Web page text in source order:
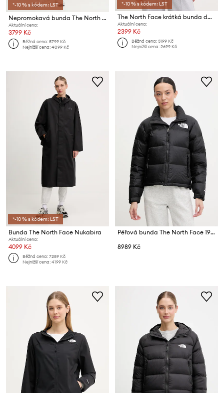
*-10 % s kódem: LST
Nepromokavá bunda The North Face Reign on Park
Aktuální cena:
3799 Kč
Běžná cena:5799 Kč
Nejnižší cena:4099 Kč
*-10 % s kódem: LST
The North Face krátká bunda dámská Antora
Aktuální cena:
2399 Kč
Běžná cena:3199 Kč
Nejnižší cena:2699 Kč
*-10 % s kódem: LST
Bunda The North Face Nukabira
Aktuální cena:
4099 Kč
Běžná cena:7289 Kč
Nejnižší cena:4199 Kč
Péřová bunda The North Face 1996 Retro Nuptse
8989 Kč